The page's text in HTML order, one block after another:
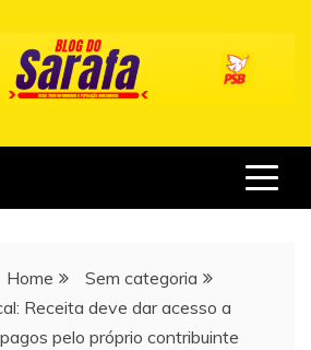
Home
Sem categoria
Receita deve dar acesso a
pelo próprio contribuinte